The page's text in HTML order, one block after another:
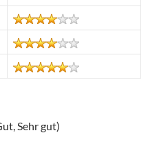
Sehr gut)